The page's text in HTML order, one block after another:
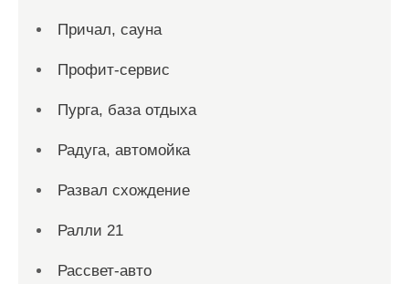
Причал, сауна
Профит-сервис
Пурга, база отдыха
Радуга, автомойка
Развал схождение
Ралли 21
Рассвет-авто